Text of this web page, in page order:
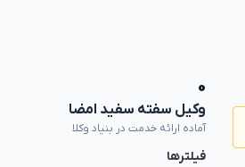
۰
وکیل سفته سفید امضا
آماده ارائه خدمت در بنیاد وکلا
فیلترها